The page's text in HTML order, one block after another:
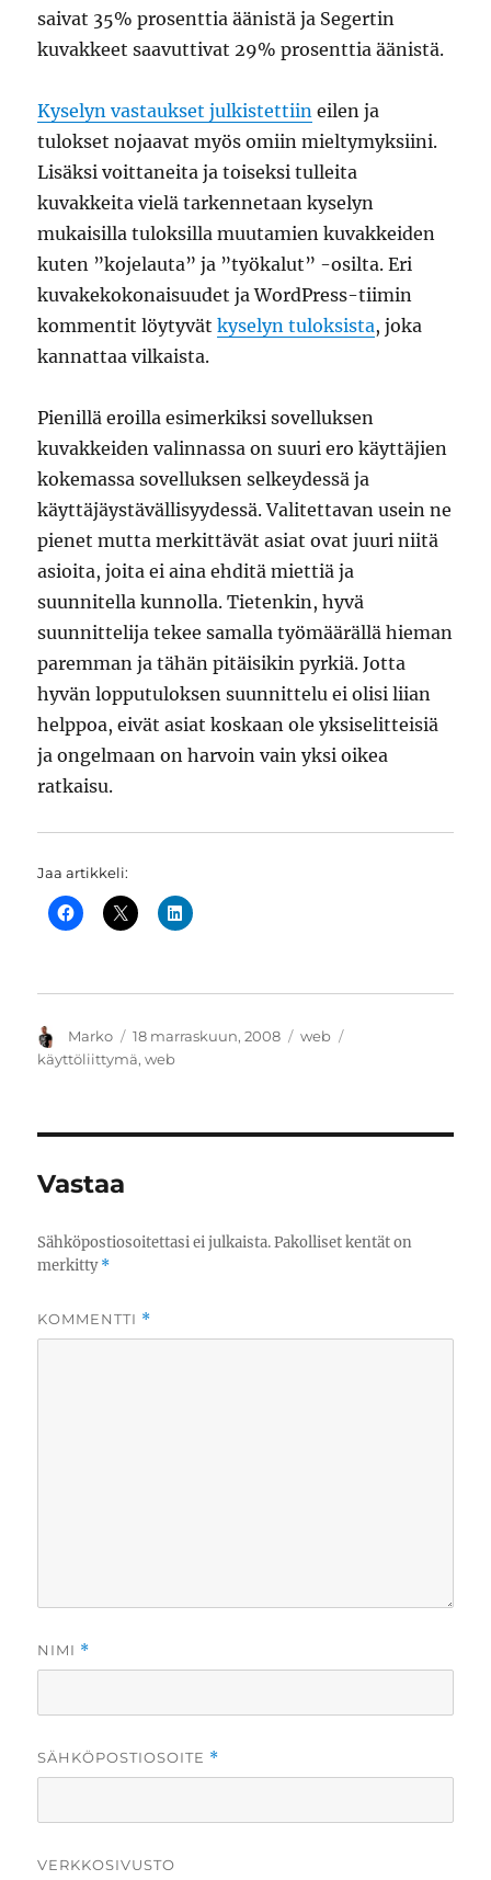
saivat 35% prosenttia äänistä ja Segertin
kuvakkeet saavuttivat 29% prosenttia äänistä.
Kyselyn vastaukset julkistettiin eilen ja
tulokset nojaavat myös omiin mieltymyksiini.
Lisäksi voittaneita ja toiseksi tulleita
kuvakkeita vielä tarkennetaan kyselyn
mukaisilla tuloksilla muutamien kuvakkeiden
kuten ”kojelauta” ja ”työkalut” -osilta. Eri
kuvakekokonaisuudet ja WordPress-tiimin
kommentit löytyvätkyselyn tuloksista, joka
kannattaa vilkaista.
Pienillä eroilla esimerkiksi sovelluksen
kuvakkeiden valinnassa on suuri ero käyttäjien
kokemassa sovelluksen selkeydessä ja
käyttäjäystävällisyydessä. Valitettavan usein ne
pienet mutta merkittävät asiat ovat juuri niitä
asioita, joita ei aina ehditä miettiä ja
suunnitella kunnolla. Tietenkin, hyvä
suunnittelija tekee samalla työmäärällä hieman
paremman ja tähän pitäisikin pyrkiä. Jotta
hyvän lopputuloksen suunnittelu ei olisi liian
helppoa, eivät asiat koskaan ole yksiselitteisiä
ja ongelmaan on harvoin vain yksi oikea
ratkaisu.
Jaa artikkeli:
Kirjoittaja
Marko Julkaistu
18 marraskuun, 2008 Kategoriat
web
käyttöliittymä,web
Vastaa
Sähköpostiosoitettasi ei julkaista. Pakolliset kentät on
merkitty*
KOMMENTTI *
NIMI *
SÄHKÖPOSTIOSOITE *
VERKKOSIVUSTO